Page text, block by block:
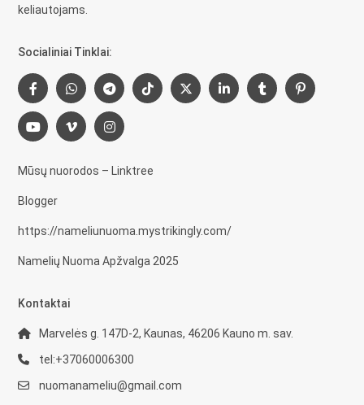
keliautojams.
Socialiniai Tinklai:
Mūsų nuorodos – Linktree
Blogger
https://nameliunuoma.mystrikingly.com/
Namelių Nuoma Apžvalga 2025
Kontaktai
Marvelės g. 147D-2, Kaunas, 46206 Kauno m. sav.
tel:+37060006300
nuomanameliu@gmail.com